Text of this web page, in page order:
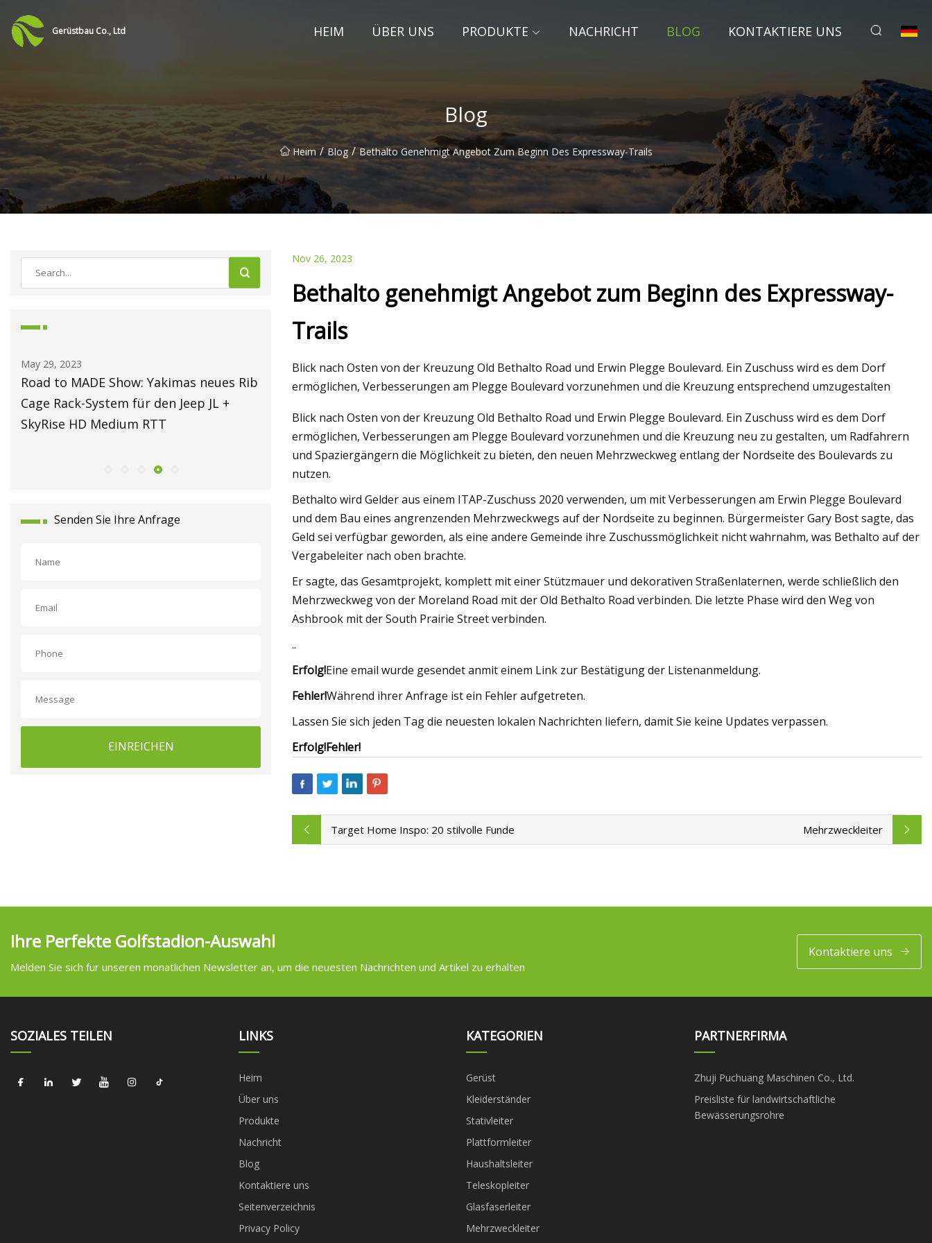
Gerüstbau Co., Ltd HEIM ÜBER UNS PRODUKTE NACHRICHT BLOG KONTAKTIERE UNS
Blog
Heim / Blog / Bethalto Genehmigt Angebot Zum Beginn Des Expressway-Trails
May 29, 2023
Road to MADE Show: Yakimas neues Rib
Cage Rack-System für den Jeep JL +
SkyRise HD Medium RTT
May 30, 2023
Unternehmungen für Kinder in Chicago:
Attraktionen
May 26, 2023
Beste Verlängerungsleitern für Ihr
Senden Sie Ihre Anfrage
EINREICHEN
Nov 26, 2023
Bethalto genehmigt Angebot zum Beginn des Expressway-
Trails
Blick nach Osten von der Kreuzung Old Bethalto Road und Erwin Plegge Boulevard. Ein Zuschuss wird es dem Dorf
ermöglichen, Verbesserungen am Plegge Boulevard vorzunehmen und die Kreuzung entsprechend umzugestalten
Blick nach Osten von der Kreuzung Old Bethalto Road und Erwin Plegge Boulevard. Ein Zuschuss wird es dem Dorf
ermöglichen, Verbesserungen am Plegge Boulevard vorzunehmen und die Kreuzung neu zu gestalten, um Radfahrern
und Spaziergängern die Möglichkeit zu bieten, den neuen Mehrzweckweg entlang der Nordseite des Boulevards zu
nutzen.
Bethalto wird Gelder aus einem ITAP-Zuschuss 2020 verwenden, um mit Verbesserungen am Erwin Plegge Boulevard
und dem Bau eines angrenzenden Mehrzweckwegs auf der Nordseite zu beginnen. Bürgermeister Gary Bost sagte, das
Geld sei verfügbar geworden, als eine andere Gemeinde ihre Zuschussmöglichkeit nicht wahrnahm, was Bethalto auf der
Vergabeleiter nach oben brachte.
Er sagte, das Gesamtprojekt, komplett mit einer Stützmauer und dekorativen Straßenlaternen, werde schließlich den
Mehrzweckweg von der Moreland Road mit der Old Bethalto Road verbinden. Die letzte Phase wird den Weg von
Ashbrook mit der South Prairie Street verbinden.
..
Erfolg!Eine email wurde gesendet anmit einem Link zur Bestätigung der Listenanmeldung.
Fehler!Während ihrer Anfrage ist ein Fehler aufgetreten.
Lassen Sie sich jeden Tag die neuesten lokalen Nachrichten liefern, damit Sie keine Updates verpassen.
Erfolg!Fehler!
Target Home Inspo: 20 stilvolle Funde Mehrzweckleiter
Ihre Perfekte Golfstadion-Auswahl
Melden Sie sich für unseren monatlichen Newsletter an, um die neuesten Nachrichten und Artikel zu erhalten
Kontaktiere uns
SOZIALES TEILEN LINKS
Heim
Über uns
Produkte
Nachricht
Blog
Kontaktiere uns
Seitenverzeichnis
Privacy Policy
KATEGORIEN
Gerüst
Kleiderständer
Stativleiter
Plattformleiter
Haushaltsleiter
Teleskopleiter
Glasfaserleiter
Mehrzweckleiter
PARTNERFIRMA
Zhuji Puchuang Maschinen Co., Ltd.
Preisliste für landwirtschaftliche
Bewässerungsrohre